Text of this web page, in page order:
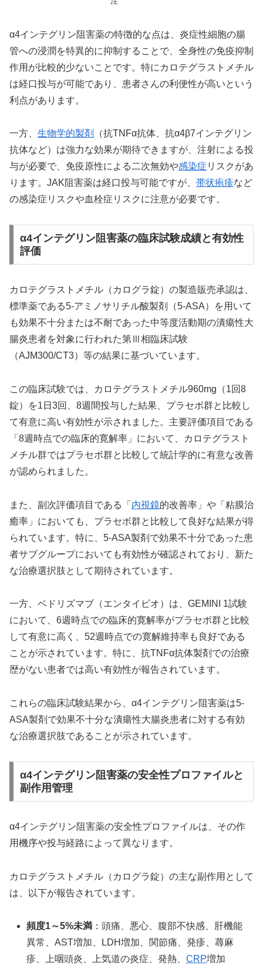
α4インテグリン阻害薬の特徴的な点は、炎症性細胞の腸
管への浸潤を特異的に抑制することで、全身性の免疫抑制
作用が比較的少ないことです。特にカロテグラストメチル
は経口投与が可能であり、患者さんの利便性が高いという
利点があります。
一方、 生物学的製剤
（抗TNFα抗体、抗α4β7インテグリン
抗体など）は強力な効果が期待できますが、注射による投
与が必要で、免疫原性による二次無効や感染症 リスクがあ
ります。JAK阻害薬は経口投与可能ですが、 帯状疱疹など
の感染症リスクや血栓症リスクに注意が必要です。
α4インテグリン阻害薬の臨床試験成績と有効性
評価
カロテグラストメチル（カログラ錠）の製造販売承認は、
標準薬である5-アミノサリチル酸製剤（5-ASA）を用いて
も効果不十分または不耐であった中等度活動期の潰瘍性大
腸炎患者を対象に行われた第Ⅲ相臨床試験
（AJM300/CT3）等の結果に基づいています。
この臨床試験では、カロテグラストメチル960mg（1回8
錠）を1日3回、8週間投与した結果、プラセボ群と比較し
て有意に高い有効性が示されました。主要評価項目である
「8週時点での臨床的寛解率」において、カロテグラスト
メチル群ではプラセボ群と比較して統計学的に有意な改善
が認められました。
また、副次評価項目である「 内視鏡的改善率」や「粘膜治
癒率」においても、プラセボ群と比較して良好な結果が得
られています。特に、5-ASA製剤で効果不十分であった患
者サブグループにおいても有効性が確認されており、新た
な治療選択肢として期待されています。
一方、ベドリズマブ（エンタイビオ）は、GEMINI 1試験
において、6週時点での臨床的寛解率がプラセボ群と比較
して有意に高く、52週時点での寛解維持率も良好である
ことが示されています。特に、抗TNFα抗体製剤での治療
歴がない患者では高い有効性が報告されています。
これらの臨床試験結果から、α4インテグリン阻害薬は5-
ASA製剤で効果不十分な潰瘍性大腸炎患者に対する有効
な治療選択肢であることが示されています。
α4インテグリン阻害薬の安全性プロファイルと
副作用管理
α4インテグリン阻害薬の安全性プロファイルは、その作
用機序や投与経路によって異なります。
カロテグラストメチル（カログラ錠）の主な副作用として
は、以下が報告されています。
頻度1～5%未満 ：頭痛、悪心、腹部不快感、肝機能
異常、AST増加、LDH増加、関節痛、発疹、蕁麻
疹、上咽頭炎、上気道の炎症、発熱、CRP増加